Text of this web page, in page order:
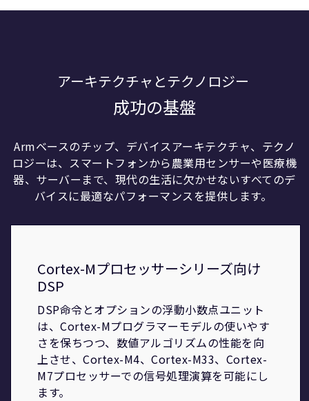
アーキテクチャとテクノロジー
成功の基盤
Armベースのチップ、デバイスアーキテクチャ、テクノ
ロジーは、スマートフォンから農業用センサーや医療機
器、サーバーまで、現代の生活に欠かせないすべてのデ
バイスに最適なパフォーマンスを提供します。
Cortex-Mプロセッサーシリーズ向け
DSP
DSP命令とオプションの浮動小数点ユニット
は、Cortex-Mプログラマーモデルの使いやす
さを保ちつつ、数値アルゴリズムの性能を向
上させ、Cortex-M4、Cortex-M33、Cortex-
M7プロセッサーでの信号処理演算を可能にし
ます。